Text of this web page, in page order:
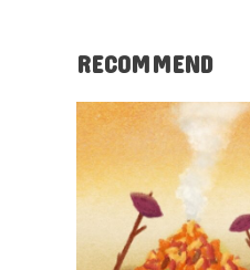
RECOMMEND